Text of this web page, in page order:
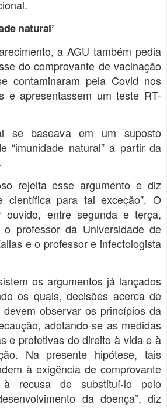
natural’
a AGU também pedia
do comprovante de vacinação
contaminaram pela Covid nos
e apresentassem um teste RT-
se baseava em um suposto
“imunidade natural” a partir da
rejeita esse argumento e diz
científica para tal exceção”. O
ouvido, entre segunda e terça,
o professor da Universidade de
e o professor e infectologista
os argumentos já lançados
os quais, decisões acerca de
devem observar os princípios da
adotando-se as medidas
e protetivas do direito à vida e à
Na presente hipótese, tais
à exigência de comprovante
recusa de substituí-lo pelo
da doença”, diz